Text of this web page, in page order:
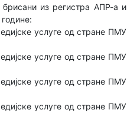
из регистра АПР-а и
услуге од стране ПМУ
услуге од стране ПМУ
услуге од стране ПМУ
услуге од стране ПМУ